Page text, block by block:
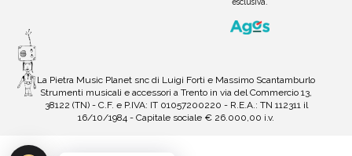
La Pietra Music Planet snc di Luigi Forti e Massimo Scantamburlo
Strumenti musicali e accessori a Trento in via del Commercio 13,
38122 (TN) - C.F. e P.IVA: IT 01057200220 - R.E.A.: TN 112311 il
16/10/1984 - Capitale sociale € 26.000,00 i.v.